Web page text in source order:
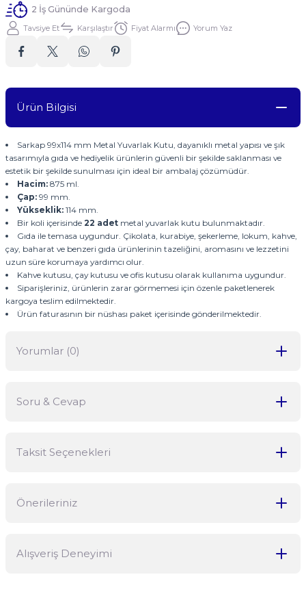
2 İş Gününde Kargoda
Tavsiye Et Karşılaştır Fiyat Alarmı Yorum Yaz
Ürün Bilgisi
Sarkap 99x114 mm Metal Yuvarlak Kutu, dayanıklı metal yapısı ve şık
tasarımıyla gıda ve hediyelik ürünlerin güvenli bir şekilde saklanması ve
estetik bir şekilde sunulması için ideal bir ambalaj çözümüdür.
Hacim:875 ml.
Çap:99 mm.
Yükseklik:114 mm.
Bir koli içerisinde 22 adetmetal yuvarlak kutu bulunmaktadır.
Gıda ile temasa uygundur. Çikolata, kurabiye, şekerleme, lokum, kahve,
çay, baharat ve benzeri gıda ürünlerinin tazeliğini, aromasını ve lezzetini
uzun süre korumaya yardımcı olur.
Kahve kutusu, çay kutusu ve ofis kutusu olarak kullanıma uygundur.
Siparişleriniz, ürünlerin zarar görmemesi için özenle paketlenerek
kargoya teslim edilmektedir.
Ürün faturasının bir nüshası paket içerisinde gönderilmektedir.
Yorumlar (0)
Soru & Cevap
Taksit Seçenekleri
Önerileriniz
konularda yetersiz gördüğünüz noktaları öneri formunu kullanarak
Alışveriş Deneyimi